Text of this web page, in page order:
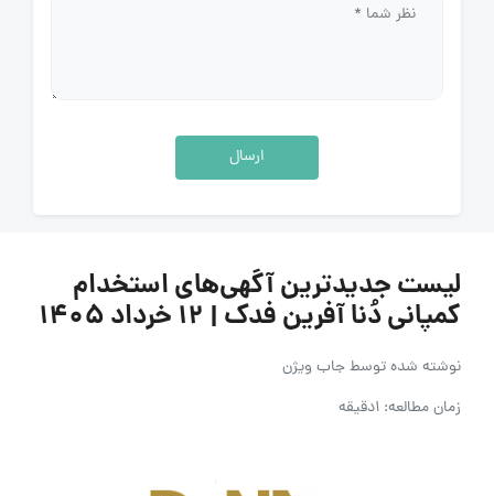
ارسال
لیست جدیدترین آگهی‌های استخدام
کمپانی دُنا آفرین فدک | ۱۲ خرداد ۱۴۰۵
نوشته شده توسطجاب ویژن
زمان مطالعه: 1دقیقه